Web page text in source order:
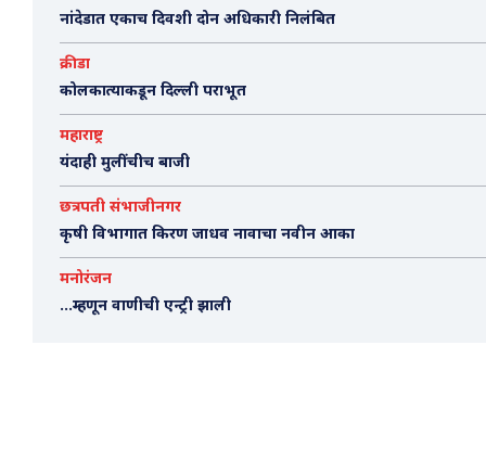
नांदेडात एकाच दिवशी दोन अधिकारी निलंबित
क्रीडा
कोलकात्याकडून दिल्ली पराभूत
महाराष्ट्र
यंदाही मुलींचीच बाजी
छत्रपती संभाजीनगर
कृषी विभागात किरण जाधव नावाचा नवीन आका
मनोरंजन
…म्हणून वाणीची एन्ट्री झाली